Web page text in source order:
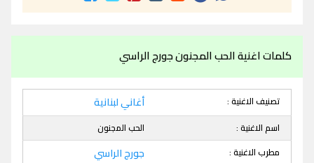
كلمات اغنية الحب المجنون جورج الراسي
تصنيف الاغنية : أغاني لبنانية
اسم الاغنية :
الحب المجنون
مطرب الاغنية :
جورج الراسي